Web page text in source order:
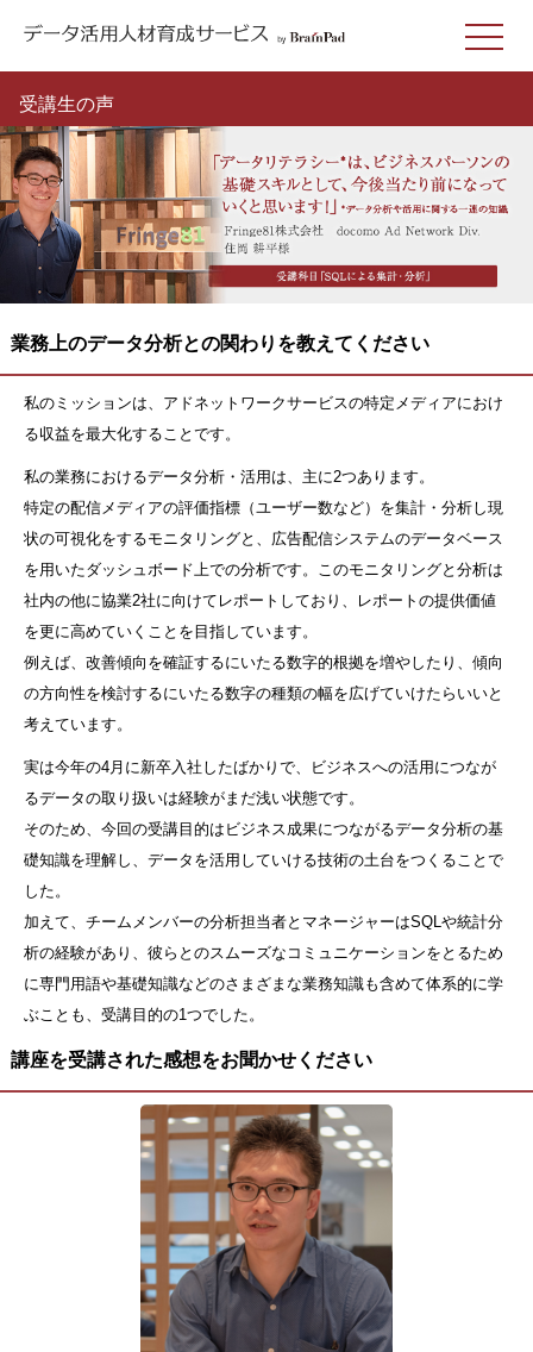
受講生の声
業務上のデータ分析との関わりを教えてください
私のミッションは、アドネットワークサービスの特定メディアにおけ
る収益を最大化することです。
私の業務におけるデータ分析・活用は、主に2つあります。
特定の配信メディアの評価指標（ユーザー数など）を集計・分析し現
状の可視化をするモニタリングと、広告配信システムのデータベース
を用いたダッシュボード上での分析です。このモニタリングと分析は
社内の他に協業2社に向けてレポートしており、レポートの提供価値
を更に高めていくことを目指しています。
例えば、改善傾向を確証するにいたる数字的根拠を増やしたり、傾向
の方向性を検討するにいたる数字の種類の幅を広げていけたらいいと
考えています。
実は今年の4月に新卒入社したばかりで、ビジネスへの活用につなが
るデータの取り扱いは経験がまだ浅い状態です。
そのため、今回の受講目的はビジネス成果につながるデータ分析の基
礎知識を理解し、データを活用していける技術の土台をつくることで
した。
加えて、チームメンバーの分析担当者とマネージャーはSQLや統計分
析の経験があり、彼らとのスムーズなコミュニケーションをとるため
に専門用語や基礎知識などのさまざまな業務知識も含めて体系的に学
ぶことも、受講目的の1つでした。
講座を受講された感想をお聞かせください